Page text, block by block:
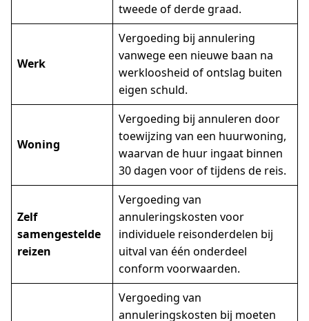
tweede of derde graad.
Werk
Vergoeding bij annulering
vanwege een nieuwe baan na
werkloosheid of ontslag buiten
eigen schuld.
Woning
Vergoeding bij annuleren door
toewijzing van een huurwoning,
waarvan de huur ingaat binnen
30 dagen voor of tijdens de reis.
Zelf
samengestelde
reizen
Vergoeding van
annuleringskosten voor
individuele reisonderdelen bij
uitval van één onderdeel
conform voorwaarden.
Vergoeding van
annuleringskosten bij moeten